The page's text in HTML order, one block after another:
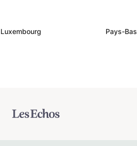
Luxembourg Pays-Bas